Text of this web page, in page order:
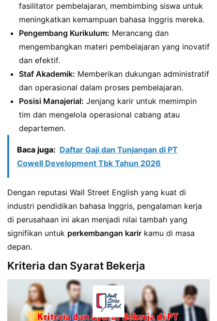
fasilitator pembelajaran, membimbing siswa untuk
meningkatkan kemampuan bahasa Inggris mereka.
Pengembang Kurikulum: Merancang dan
mengembangkan materi pembelajaran yang inovatif
dan efektif.
Staf Akademik: Memberikan dukungan administratif
dan operasional dalam proses pembelajaran.
Posisi Manajerial: Jenjang karir untuk memimpin
tim dan mengelola operasional cabang atau
departemen.
Baca juga: Daftar Gaji dan Tunjangan di PT
Cowell Development Tbk Tahun 2026
Dengan reputasi Wall Street English yang kuat di
industri pendidikan bahasa Inggris, pengalaman kerja
di perusahaan ini akan menjadi nilai tambah yang
signifikan untuk perkembangan karir kamu di masa
depan.
Kriteria dan Syarat Bekerja